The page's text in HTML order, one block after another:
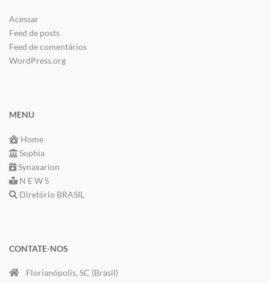
Acessar
Feed de posts
Feed de comentários
WordPress.org
MENU
Home
Sophia
Synaxarion
N E W S
Diretório BRASIL
CONTATE-NOS
Florianópolis, SC (Brasil)